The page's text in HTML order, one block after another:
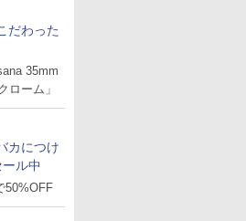
だわった
35mm
ローム」
カにつけ
ル中
50%OFF